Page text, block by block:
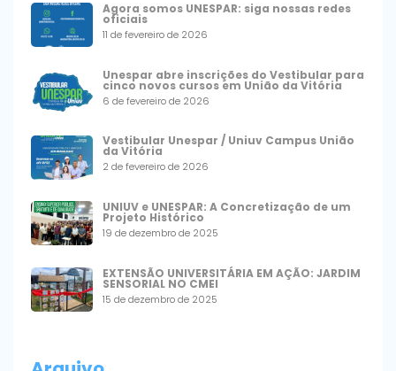
Agora somos UNESPAR: siga nossas redes
oficiais
11 de fevereiro de 2026
Unespar abre inscrições do Vestibular para
cinco novos cursos em União da Vitória
6 de fevereiro de 2026
Vestibular Unespar / Uniuv Campus União
da Vitória
2 de fevereiro de 2026
UNIUV e UNESPAR: A Concretização de um
Projeto Histórico
19 de dezembro de 2025
EXTENSÃO UNIVERSITÁRIA EM AÇÃO: JARDIM
SENSORIAL NO CMEI
15 de dezembro de 2025